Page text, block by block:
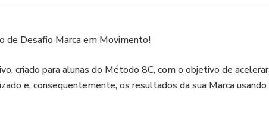
de Desafio Marca em Movimento!
criado para alunas do Método 8C, com o objetivo de acelerar
e, consequentemente, os resultados da sua Marca usando